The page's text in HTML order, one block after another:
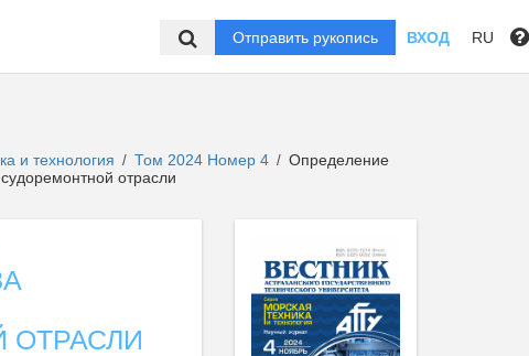
Отправить рукопись ВХОД RU
и технология / Том 2024 Номер 4 / Определение
отрасли
ОТРАСЛИ